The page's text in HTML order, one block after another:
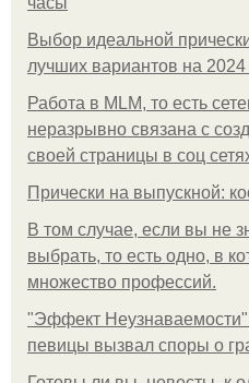
Выбор идеальной
лучших вариантов на 2024
Работа в MLM, то есть
неразрывно связана с
своей страницы в соц
Прически на выпускной:
В том случае, если вы не
выбрать, то есть одно, в
множество профессий.
"Эффект
певицы вызвал споры о